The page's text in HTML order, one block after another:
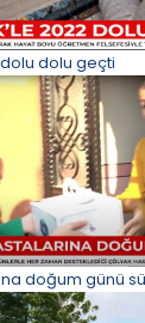
dolu dolu geçti
doğum günü